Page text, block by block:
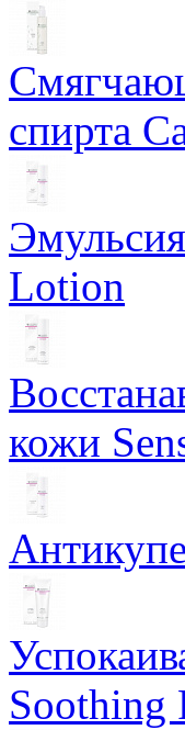
спирта
Lotion
кожи
Soothing